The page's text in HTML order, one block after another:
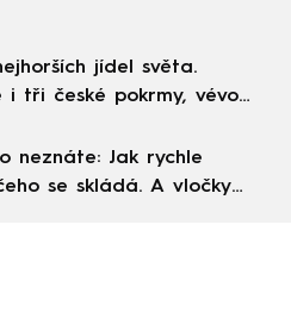
jídel světa.
i tři české pokrmy, vévodí
neznáte: Jak rychle
se skládá. A vločky